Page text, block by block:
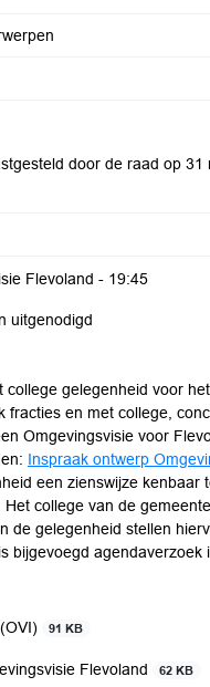
door de raad op 31
Flevoland - 19:45
uitgenodigd
college gelegenheid voor
en met college,
Omgevingsvisie voor
Inspraak ontwerp
een zienswijze kenbaar
college van de
de gelegenheid stellen
bijgevoegd agendaverzoek
91 KB
Flevoland 62 KB